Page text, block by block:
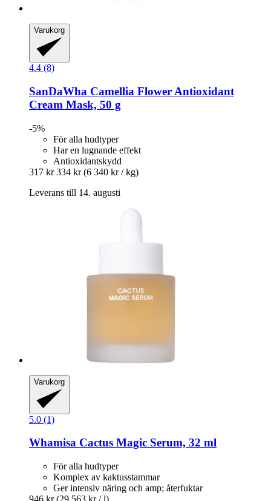
Varukorg
4.4 (8)
SanDaWha Camellia Flower Antioxidant
Cream Mask, 50 g
-5%
För alla hudtyper
Har en lugnande effekt
Antioxidantskydd
317 kr 334 kr (6 340 kr / kg)
Leverans till 14. augusti
Varukorg
5.0 (1)
Whamisa Cactus Magic Serum, 32 ml
För alla hudtyper
Komplex av kaktusstammar
Ger intensiv näring och amp; återfuktar
946 kr (29 563 kr / l)